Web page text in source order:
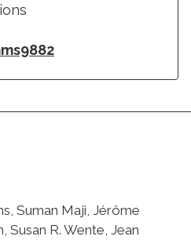
Suman Maji, Jérôme
Susan R. Wente, Jean